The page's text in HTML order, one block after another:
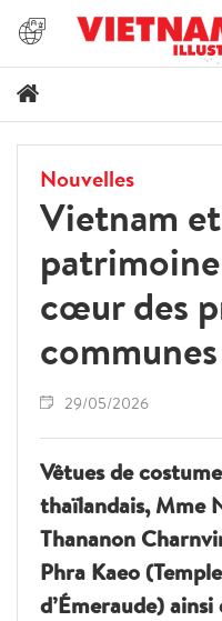
Nouvelles
Vietnam
cœur des
communes
29/05/2026
Vêtues de
thaïlandais, Mme
Thananon
Phra Kaeo
d’Émeraude)